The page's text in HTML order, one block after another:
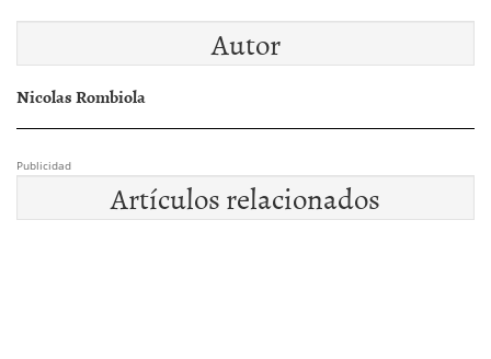
Autor
Nicolas Rombiola
Publicidad
Artículos relacionados